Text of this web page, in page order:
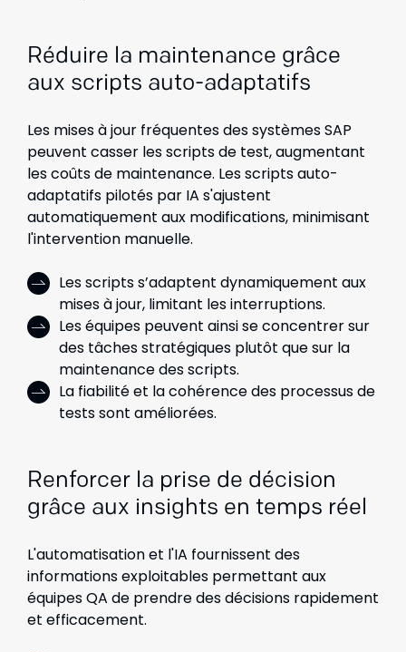
Réduire la maintenance grâce
aux scripts auto-adaptatifs
Les mises à jour fréquentes des systèmes SAP
peuvent casser les scripts de test, augmentant
les coûts de maintenance. Les scripts auto-
adaptatifs pilotés par IA s'ajustent
automatiquement aux modifications, minimisant
l'intervention manuelle.
Les scripts s’adaptent dynamiquement aux
mises à jour, limitant les interruptions.
Les équipes peuvent ainsi se concentrer sur
des tâches stratégiques plutôt que sur la
maintenance des scripts.
La fiabilité et la cohérence des processus de
tests sont améliorées.
Renforcer la prise de décision
grâce aux insights en temps réel
L'automatisation et l'IA fournissent des
informations exploitables permettant aux
équipes QA de prendre des décisions rapidement
et efficacement.